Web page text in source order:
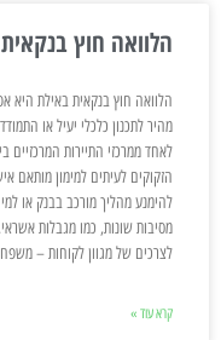
הלוואה חוץ
הלוואה חוץ בנקאית באילת היא
מהיר לתכנון כלכלי יעיל או
לאחד ממרכזי התיירות המרכזיים
הזקוקים לעיתים למימון מותאם
להימנע מהליך מורכב בבנק או
מסיבות שונות, כמו מגבלות
לצרכים של מגוון לקוחות –
קרא עוד »